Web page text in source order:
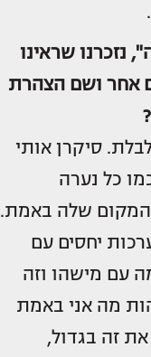
שראינו
אחר ושם הצהרת
סיקרן אותי
כל נערה
שלה באמת.
יחסים עם
עם מישהו וזה
מה אני באמת
זה בגדול,